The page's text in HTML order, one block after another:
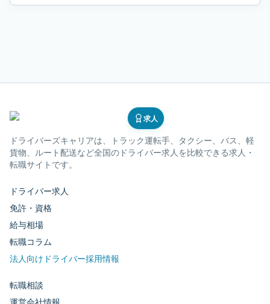
求人
ドライバーズキャリアは、トラック運転手、タクシー、バス、軽
貨物、ルート配送など全国のドライバー求人を比較できる求人・
転職サイトです。
ドライバー求人
免許・資格
給与相場
転職コラム
法人向けドライバー採用情報
転職相談
運営会社情報